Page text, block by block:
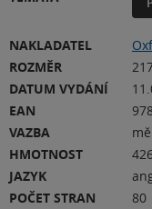
NAKLADATEL
ROZMĚR
DATUM VYDÁNÍ
EAN
VAZBA
HMOTNOST
JAZYK
POČET STRAN
80